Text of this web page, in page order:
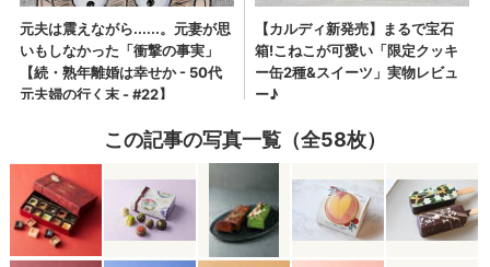
この記事の写真一覧（全58枚）